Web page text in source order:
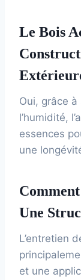
Le Bois
Oui, grâce
l’humidité,
essences
une
Une
L’entretien
et une